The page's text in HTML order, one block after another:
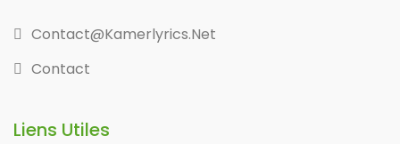
Contact@kamerlyrics.net
Contact
Liens Utiles